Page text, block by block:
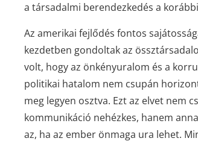
a társadalmi berendezkedés a
Az amerikai fejlődés fontos
kezdetben gondoltak az
volt, hogy az önkényuralom és a
politikai hatalom nem csupán
meg legyen osztva. Ezt az elvet nem
kommunikáció nehézkes, hanem
az, ha az ember önmaga ura lehet.